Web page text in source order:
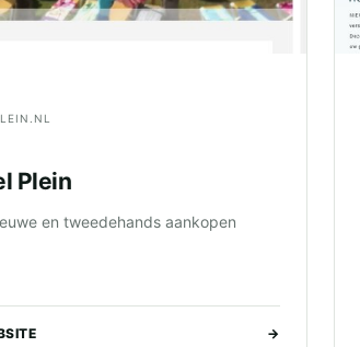
Plein
en tweedehands aankopen
→